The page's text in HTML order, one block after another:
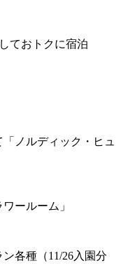
ておトクに宿泊
ノルディック・ヒュ
ールーム」
各種（11/26入園分